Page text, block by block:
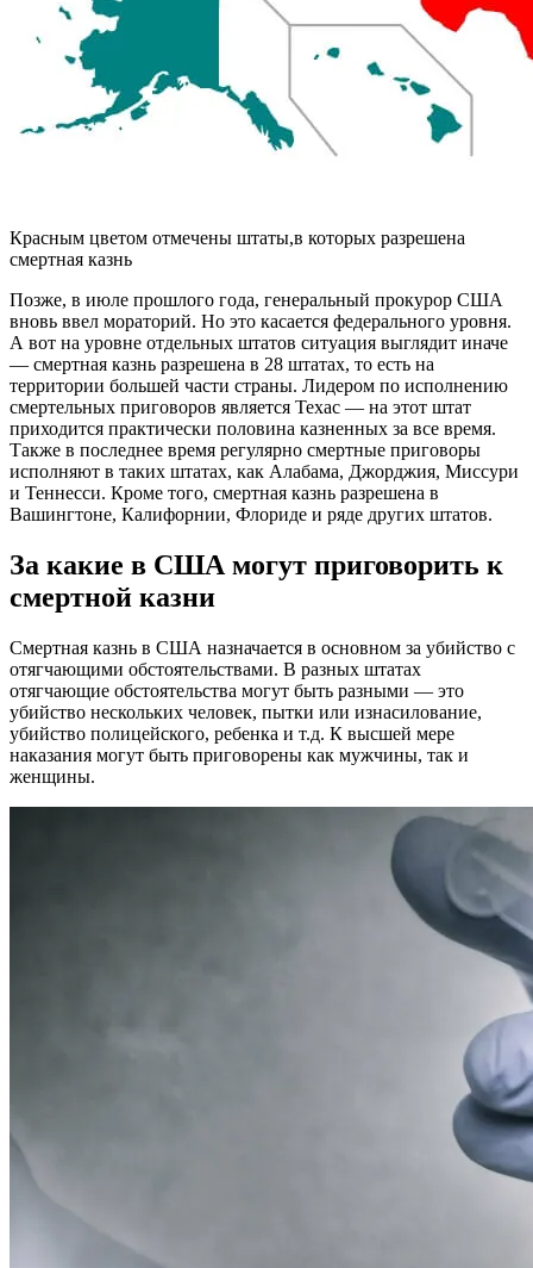
Красным цветом отмечены штаты,в которых разрешена
смертная казнь
Позже, в июле прошлого года, генеральный прокурор США
вновь ввел мораторий. Но это касается федерального уровня.
А вот на уровне отдельных штатов ситуация выглядит иначе
— смертная казнь разрешена в 28 штатах, то есть на
территории большей части страны. Лидером по исполнению
смертельных приговоров является Техас — на этот штат
приходится практически половина казненных за все время.
Также в последнее время регулярно смертные приговоры
исполняют в таких штатах, как Алабама, Джорджия, Миссури
и Теннесси. Кроме того, смертная казнь разрешена в
Вашингтоне, Калифорнии, Флориде и ряде других штатов.
За какие в США могут приговорить к
смертной казни
Смертная казнь в США назначается в основном за убийство с
отягчающими обстоятельствами. В разных штатах
отягчающие обстоятельства могут быть разными — это
убийство нескольких человек, пытки или изнасилование,
убийство полицейского, ребенка и т.д. К высшей мере
наказания могут быть приговорены как мужчины, так и
женщины.